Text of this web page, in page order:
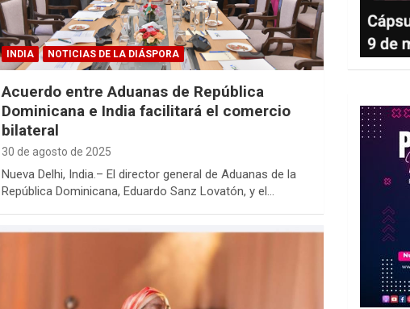
INDIA NOTICIAS DE LA DIÁSPORA
Acuerdo entre Aduanas de República
Dominicana e India facilitará el comercio
bilateral
30 de agosto de 2025
Nueva Delhi, India.– El director general de Aduanas de la
República Dominicana, Eduardo Sanz Lovatón, y el…